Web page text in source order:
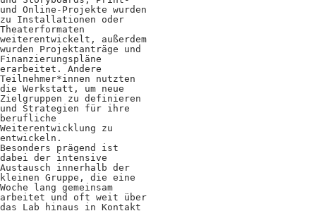
Projekte und Publikationen
Foundation
Services für
Fotograf*innen
Mitglied werden
Presseausweis
Mein FREELENS
und Online-Projekte wurden
zu Installationen oder
Theaterformaten
weiterentwickelt, außerdem
wurden Projektanträge und
Finanzierungspläne
erarbeitet. Andere
Teilnehmer*innen nutzten
die Werkstatt, um neue
Zielgruppen zu definieren
und Strategien für ihre
berufliche
Weiterentwicklung zu
entwickeln.
Besonders prägend ist
dabei der intensive
Austausch innerhalb der
kleinen Gruppe, die eine
Woche lang gemeinsam
arbeitet und oft weit über
das Lab hinaus in Kontakt